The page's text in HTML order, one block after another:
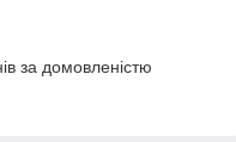
за домовленістю